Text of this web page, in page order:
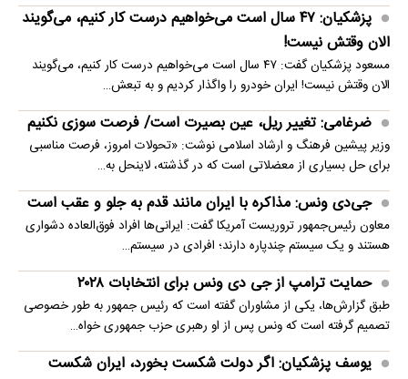
پزشکیان: ۴۷ سال است می‌خواهیم درست کار کنیم، می‌گویند
الان وقتش نیست!
مسعود پزشکیان گفت: ۴۷ سال است می‌خواهیم درست کار کنیم، می‌گویند
الان وقتش نیست! ایران خودرو را واگذار کردیم و به تبعش…
ضرغامی: تغییر ریل، عین بصیرت است/ فرصت سوزی نکنیم
وزیر پیشین فرهنگ و ارشاد اسلامی نوشت: «تحولات امروز، فرصت مناسبی
برای حل بسیاری از معضلاتی‌ است که در گذشته، لاینحل به…
جی‌دی ونس: مذاکره با ایران مانند قدم به جلو و عقب است
معاون رئیس‌جمهور تروریست آمریکا گفت: ایرانی‌ها افراد فوق‌العاده دشواری
هستند و یک سیستم چندپاره دارند؛ افرادی در سیستم…
حمایت ترامپ از جی دی ونس برای انتخابات ۲۰۲۸
طبق گزارش‌ها، یکی از مشاوران گفته است که رئیس جمهور به طور خصوصی
تصمیم گرفته است که ونس پس از او رهبری حزب جمهوری خواه…
یوسف پزشکیان: اگر دولت شکست بخورد، ایران شکست